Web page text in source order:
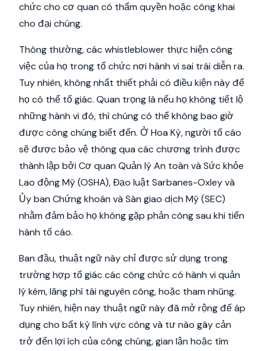
chức cho cơ quan có thẩm quyền hoặc công khai
cho đại chúng.
Thông thường, các whistleblower thực hiện công
việc của họ trong tổ chức nơi hành vi sai trái diễn ra.
Tuy nhiên, không nhất thiết phải có điều kiện này để
họ có thể tố giác. Quan trọng là nếu họ không tiết lộ
những hành vi đó, thì chúng có thể không bao giờ
được công chúng biết đến. Ở Hoa Kỳ, người tố cáo
sẽ được bảo vệ thông qua các chương trình được
thành lập bởi Cơ quan Quản lý An toàn và Sức khỏe
Lao động Mỹ (OSHA), Đạo luật Sarbanes-Oxley và
Ủy ban Chứng khoán và Sàn giao dịch Mỹ (SEC)
nhằm đảm bảo họ không gặp phản công sau khi tiến
hành tố cáo.
Ban đầu, thuật ngữ này chỉ được sử dụng trong
trường hợp tố giác các công chức có hành vi quản
lý kém, lãng phí tài nguyên công, hoặc tham nhũng.
Tuy nhiên, hiện nay thuật ngữ này đã mở rộng để áp
dụng cho bất kỳ lĩnh vực công và tư nào gây cản
trở đến lợi ích của công chúng, gian lận hoặc tìm